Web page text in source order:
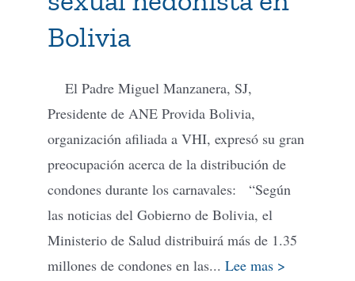
Bolivia
El Padre Miguel Manzanera, SJ,
Presidente de ANE Provida Bolivia,
organización afiliada a VHI, expresó su gran
preocupación acerca de la distribución de
condones durante los carnavales: “Según
las noticias del Gobierno de Bolivia, el
Ministerio de Salud distribuirá más de 1.35
millones de condones en las... Lee mas >